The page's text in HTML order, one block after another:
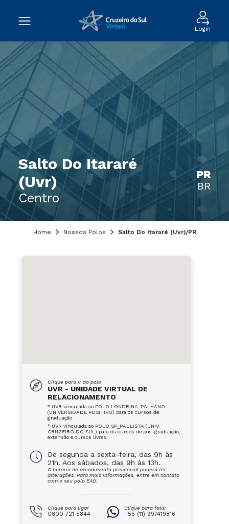
Login
Salto Do Itararé
(Uvr)
Centro
PR
BR
Home Nossos Polos Salto Do Itararé (Uvr)/PR
Clique para ir ao polo
UVR - UNIDADE VIRTUAL DE
RELACIONAMENTO
* UVR vinculada ao POLO LONDRINA_PALHANO
(UNIVERSIDADE POSITIVO) para os cursos de
graduação
* UVR vinculada ao POLO SP_PAULISTA (UNIV.
CRUZEIRO DO SUL) para os cursos de pós-graduação,
extensão e cursos livres
De segunda a sexta-feira, das 9h às
21h. Aos sábados, das 9h às 13h.
O horário de atendimento presencial poderá ter
alterações. Para mais informações, entre em contato
com o seu polo EAD.
Clique para ligar
0800 721 5844
Clique para falar
+55 (11) 997419816